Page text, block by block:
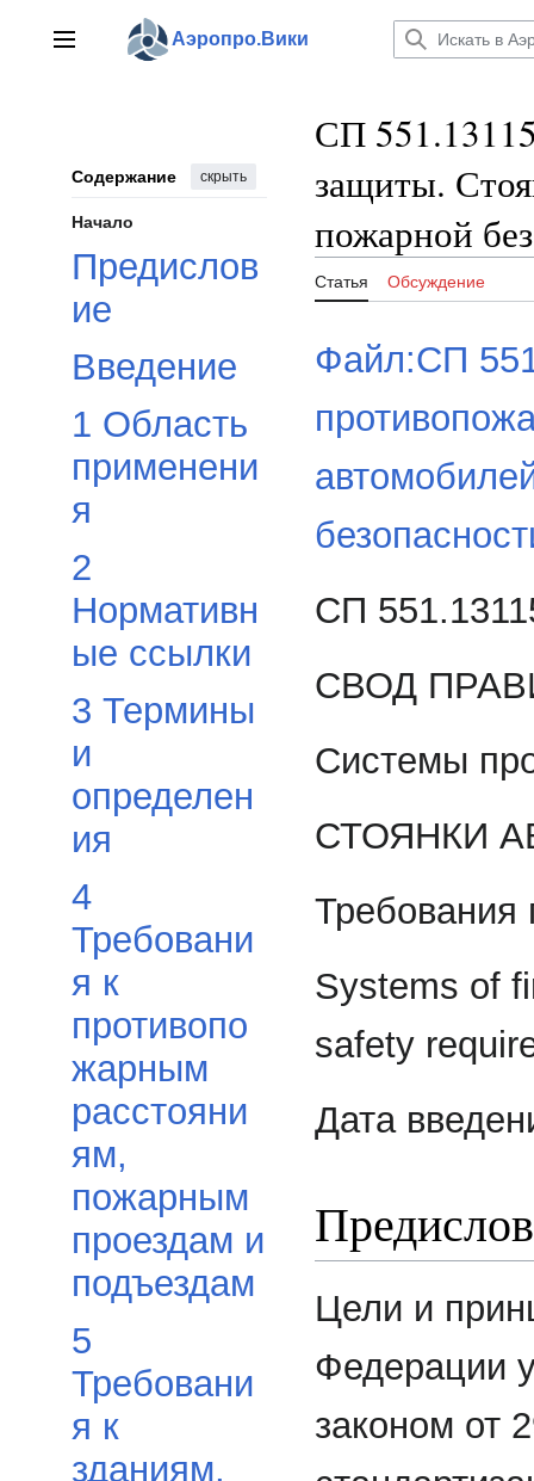
содержаниюГлавное менюАэропро.Вики
Содержание скрыть
Начало
Предислов
ие
Введение
1 Область
применени
я
2
Нормативн
ые ссылки
3 Термины
и
определен
ия
4
Требовани
я к
противопо
жарным
расстояни
ям,
пожарным
проездам и
подъездам
5
Требовани
я к
зданиям,
СП
защиты.
пожарной
Статья Обсуждение
Файл:СП
СП
СВОД
Системы
СТОЯНКИ
Требования
Systems of
safety
Дата
Цели и
Федерации
законом от